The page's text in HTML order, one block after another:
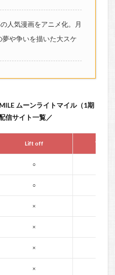
人気漫画をアニメ化。月
や争いを描いた大スケ
ムーンライトマイル（1期
信サイト一覧／
Lift off Touch
○
○
×
×
×
×